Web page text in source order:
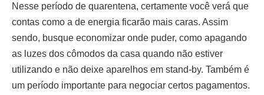
Nesse período de quarentena, certamente você verá que
contas como a de energia ficarão mais caras. Assim
sendo, busque economizar onde puder, como apagando
as luzes dos cômodos da casa quando não estiver
utilizando e não deixe aparelhos em stand-by. Também é
um período importante para negociar certos pagamentos.